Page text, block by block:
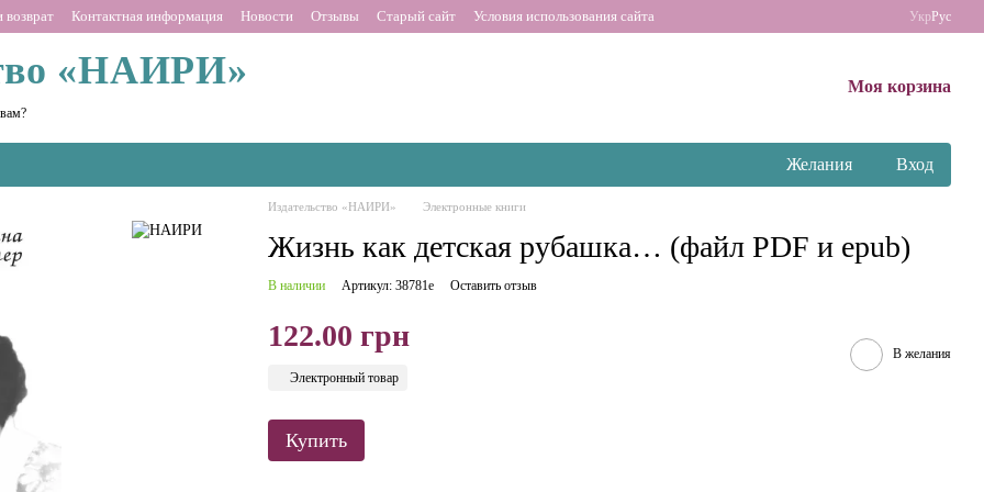
Контактная информация Новости Отзывы Старый сайт Условия использования сайта УкрРус
«НАИРИ» Моя корзина
Желания Вход
Издательство «НАИРИ» Электронные книги
Жизнь как детская рубашка… (файл PDF и epub)
В наличии Артикул: 38781е Оставить отзыв
122.00 грн
Электронный товар
В желания
Купить